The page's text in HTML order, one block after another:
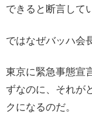
できると断言して
ではなぜバッハ会
東京に緊急事態宣
ずなのに、それが
クになるのだ。